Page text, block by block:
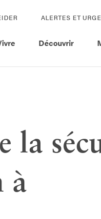
ALERTES ET
Découvrir
la
à